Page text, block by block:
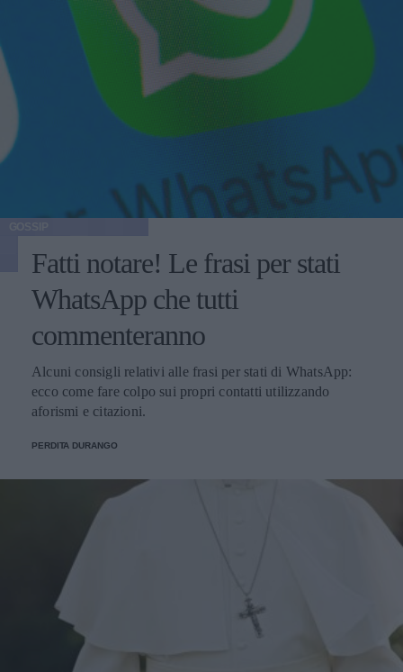
Fatti notare! Le frasi per stati
WhatsApp che tutti
commenteranno
Alcuni consigli relativi alle frasi per stati di WhatsApp:
ecco come fare colpo sui propri contatti utilizzando
aforismi e citazioni.
PERDITA DURANGO